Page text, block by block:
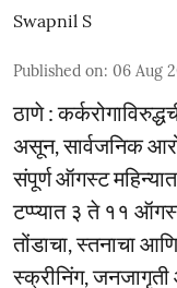
Swapnil S
Published on: 06 Aug
ठाणे :
असून, सार्वजनिक
संपूर्ण ऑगस्ट
टप्प्यात ३ ते ११
तोंडाचा, स्तनाचा
स्क्रीनिंग,